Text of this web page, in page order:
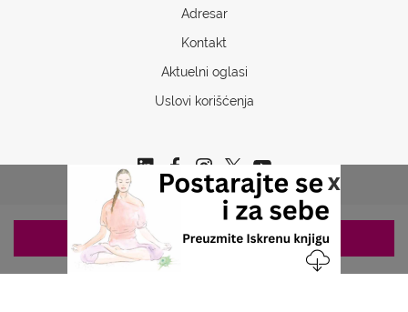
x
Adresar
Kontakt
Aktuelni oglasi
Uslovi korišćenja
Copyrights © 2026 Sva prava www.stetoskop.info
ZAKAZIVANJE 063/687-460